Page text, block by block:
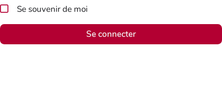
Se souvenir de moi
Se connecter